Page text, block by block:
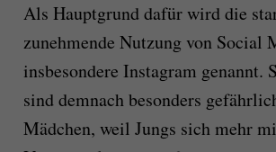
Als Hauptgrund dafür wird die
zunehmende Nutzung von Social
insbesondere Instagram genannt.
sind demnach besonders
Mädchen, weil Jungs sich mehr